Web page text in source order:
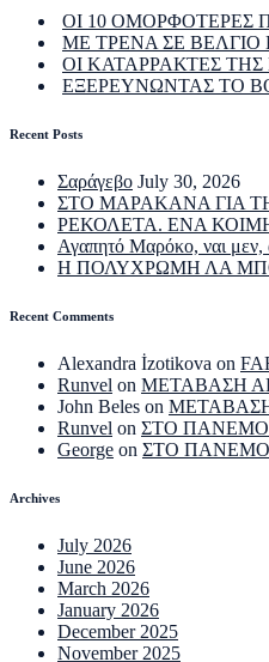
ΟΙ 10 ΟΜΟΡΦΟΤΕΡΕΣ
ΜΕ ΤΡΕΝΑ ΣΕ ΒΕΛΓΙΟ
ΟΙ ΚΑΤΑΡΡΑΚΤΕΣ
ΕΞΕΡΕΥΝΩΝΤΑΣ ΤΟ
Recent Posts
Σαράγεβο July 30, 2026
ΣΤΟ ΜΑΡΑΚΑΝΑ ΓΙΑ
ΡΕΚΟΛΕΤΑ. ΕΝΑ
Αγαπητό Μαρόκο, ναι μεν,
Η ΠΟΛΥΧΡΩΜΗ ΛΑ
Recent Comments
Alexandra İzotikova on
Runvel on ΜΕΤΑΒΑΣΗ
John Beles on
Runvel on ΣΤΟ
George on ΣΤΟ
Archives
July 2026
June 2026
March 2026
January 2026
December 2025
November 2025